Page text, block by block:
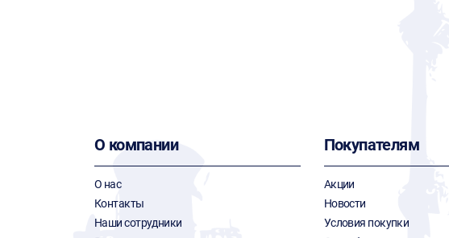
О компании
О нас
Контакты
Наши сотрудники
Покупателям
Акции
Новости
Условия покупки